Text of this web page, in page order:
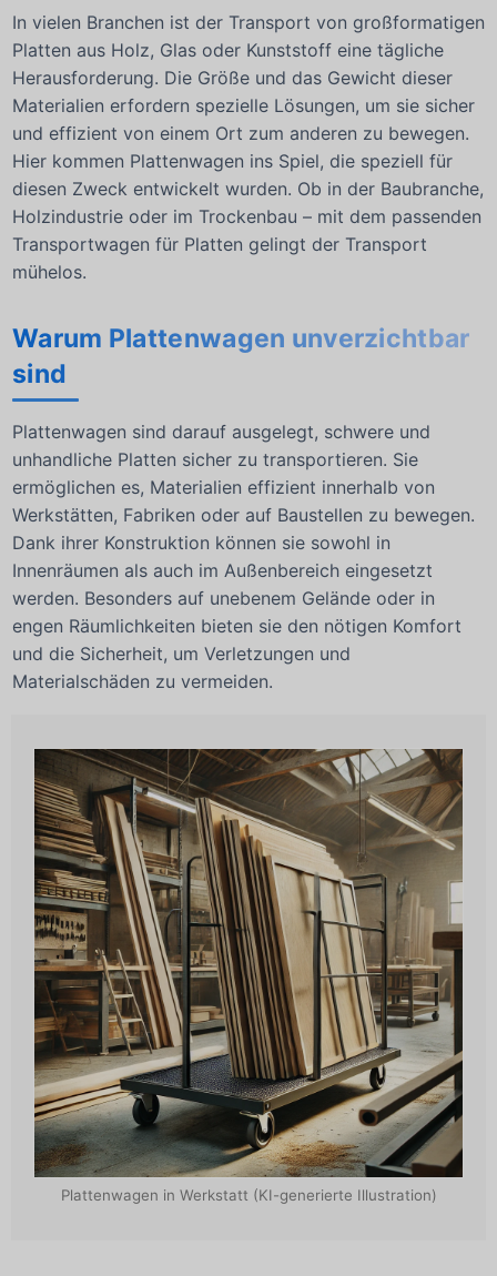
In vielen Branchen ist der Transport von großformatigen
Platten aus Holz, Glas oder Kunststoff eine tägliche
Herausforderung. Die Größe und das Gewicht dieser
Materialien erfordern spezielle Lösungen, um sie sicher
und effizient von einem Ort zum anderen zu bewegen.
Hier kommen Plattenwagen ins Spiel, die speziell für
diesen Zweck entwickelt wurden. Ob in der Baubranche,
Holzindustrie oder im Trockenbau – mit dem passenden
Transportwagen für Platten gelingt der Transport
mühelos.
Warum Plattenwagen unverzichtbar
sind
Plattenwagen sind darauf ausgelegt, schwere und
unhandliche Platten sicher zu transportieren. Sie
ermöglichen es, Materialien effizient innerhalb von
Werkstätten, Fabriken oder auf Baustellen zu bewegen.
Dank ihrer Konstruktion können sie sowohl in
Innenräumen als auch im Außenbereich eingesetzt
werden. Besonders auf unebenem Gelände oder in
engen Räumlichkeiten bieten sie den nötigen Komfort
und die Sicherheit, um Verletzungen und
Materialschäden zu vermeiden.
Plattenwagen in Werkstatt (KI-generierte Illustration)